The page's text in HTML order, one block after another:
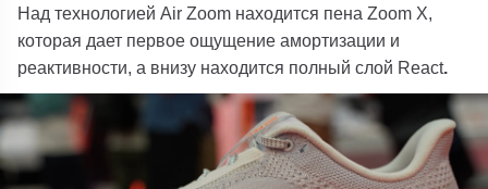
Над технологией Air Zoom находится пена Zoom X,
которая дает первое ощущение амортизации и
реактивности, а внизу находится полный слой React.